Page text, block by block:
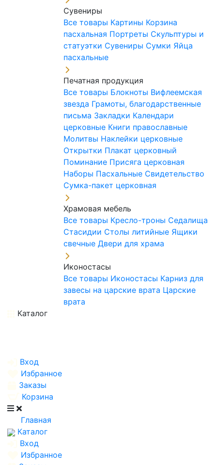
Сувениры
Все товары Картины Корзина
пасхальная Портреты Скульптуры и
статуэтки Сувениры Сумки Яйца
пасхальные
Печатная продукция
Все товары Блокноты Вифлеемская
звезда Грамоты, благодарственные
письма Закладки Календари
церковные Книги православные
Молитвы Наклейки церковные
Открытки Плакат церковный
Поминание Присяга церковная
Наборы Пасхальные Свидетельство
Сумка-пакет церковная
Храмовая мебель
Все товары Кресло-троны Седалища
Стасидии Столы литийные Ящики
свечные Двери для храма
Иконостасы
Все товары Иконостасы Карниз для
завесы на царские врата Царские
врата
Каталог
Вход
Избранное
Заказы
Корзина
Главная
Каталог
Вход
Избранное